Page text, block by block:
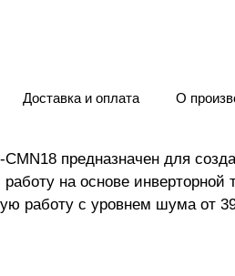
Доставка и оплата О
CMN18 предназначен для
на основе
работу с уровнем шума от